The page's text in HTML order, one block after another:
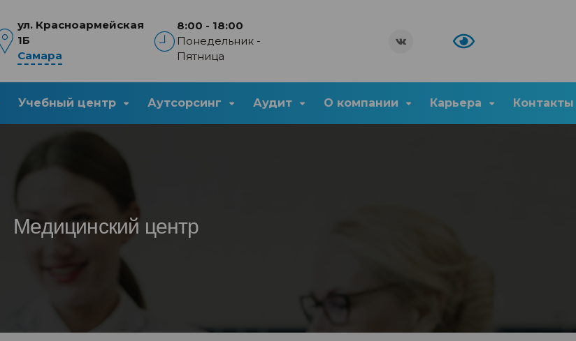
ул. Красноармейская
1Б
Самара
8:00 - 18:00
Понедельник -
Пятница
Учебный центр Аутсорсинг Аудит О компании Карьера Контакты
Медицинский центр